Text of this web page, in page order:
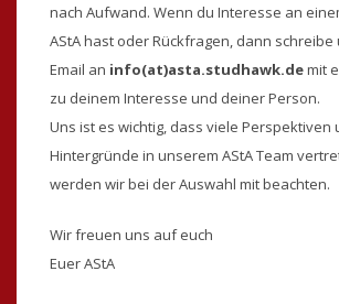
nach Aufwand. Wenn du Interesse an
AStA hast oder Rückfragen, dann
Email an info(at)asta.studhawk.demit
zu deinem Interesse und deiner Person.
Uns ist es wichtig, dass viele Perspektiven
Hintergründe in unserem AStA Team
werden wir bei der Auswahl mit beachten.
Wir freuen uns auf euch
Euer AStA